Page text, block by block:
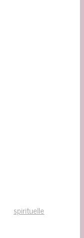
spirituelle